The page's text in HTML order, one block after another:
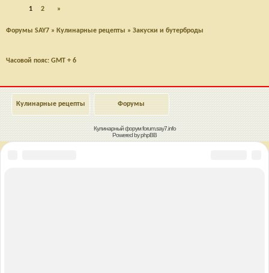
1 2 »
Форумы SAY7 » Кулинарные рецепты » Закуски и бутерброды
Часовой пояс: GMT + 6
Кулинарные рецепты Форумы
Кулинарный форумforum.say7.info
Powered byphpBB